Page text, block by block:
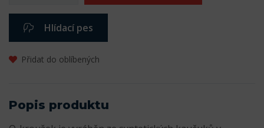
Hlídací pes
Přidat do oblíbených
Popis produktu